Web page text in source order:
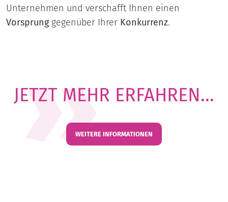
Unternehmen und verschafft Ihnen einen
Vorsprunggegenüber Ihrer Konkurrenz.
JETZT MEHR ERFAHREN...
WEITERE INFORMATIONEN